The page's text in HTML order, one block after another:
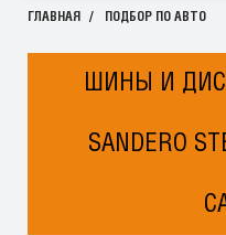
ГЛАВНАЯ ПОДБОР ПО АВТО
ШИНЫ И
SANDERO